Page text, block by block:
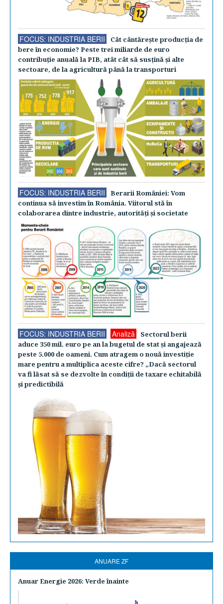
FOCUS: INDUSTRIA BERII
Cât cântăreşte producţia de
bere în economie? Peste trei miliarde de euro
contribuţie anuală la PIB, atât cât să susţină şi alte
sectoare, de la agricultură până la transporturi
FOCUS: INDUSTRIA BERII
Berarii României: Vom
continua să investim în România. Viitorul stă în
colaborarea dintre industrie, autorităţi şi societate
FOCUS: INDUSTRIA BERII Analiză
Sectorul berii
aduce 350 mil. euro pe an la bugetul de stat şi angajează
peste 5.000 de oameni. Cum atragem o nouă investiţie
mare pentru a multiplica aceste cifre? „Dacă sectorul
va fi lăsat să se dezvolte în condiţii de taxare echitabilă
şi predictibilă
ANUARE ZF
Anuar Energie 2026: Verde înainte